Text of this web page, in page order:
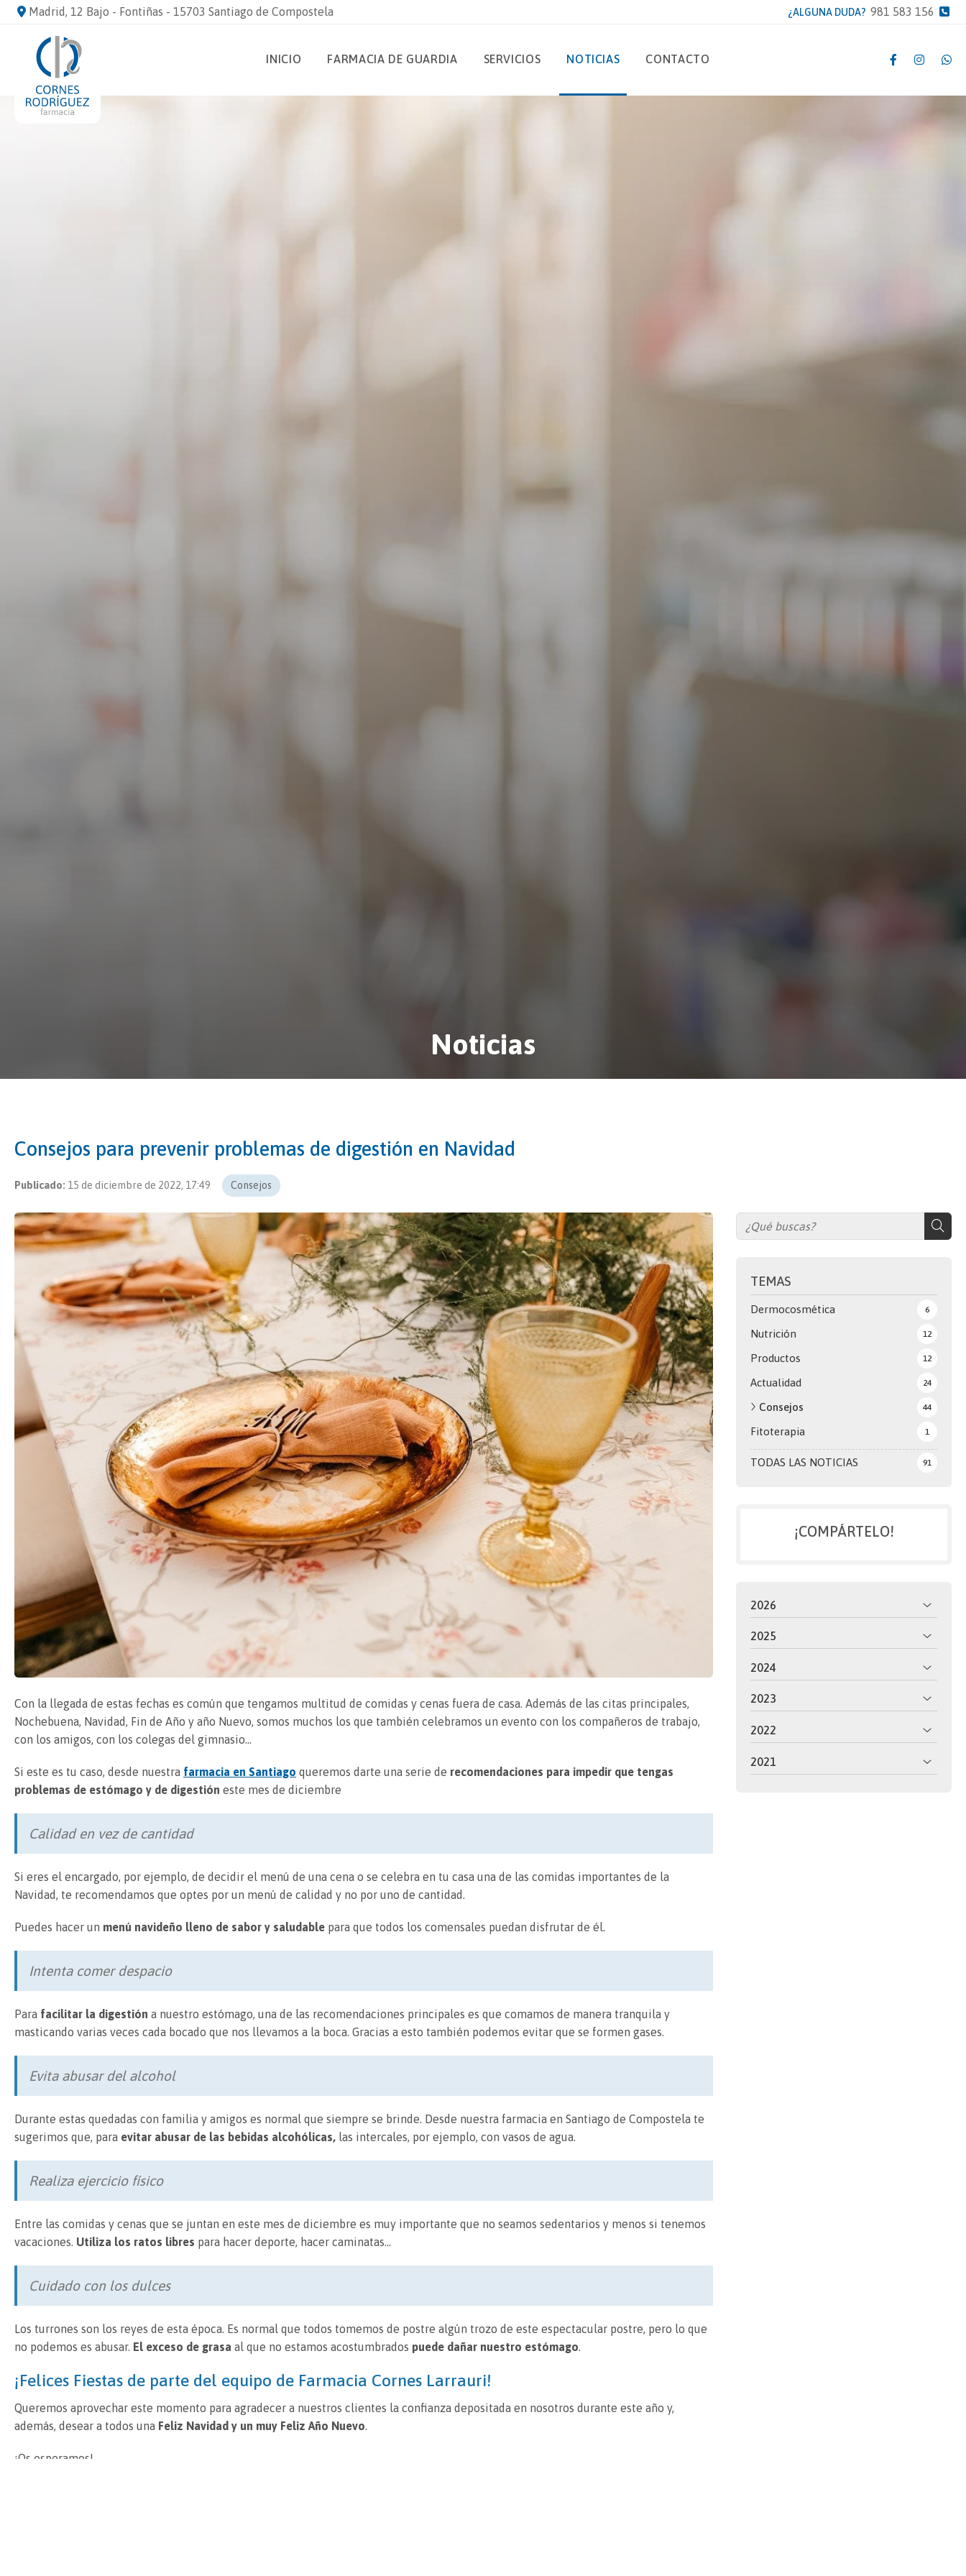
Madrid, 12 Bajo - Fontiñas - 15703 Santiago de Compostela ¿ALGUNA DUDA? 981 583 156
INICIO FARMACIA DE GUARDIA SERVICIOS NOTICIAS CONTACTO
Noticias
Consejos para prevenir problemas de digestión en Navidad
Publicado: 15 de diciembre de 2022, 17:49 Consejos
TEMAS
TODAS LAS NOTICIAS 91
Dermocosmética 6
Nutrición 12
Productos 12
Actualidad 24
Consejos 44
Fitoterapia 1
Con la llegada de estas fechas es común que tengamos multitud de comidas y cenas fuera de casa. Además de las citas principales,
Nochebuena, Navidad, Fin de Año y año Nuevo, somos muchos los que también celebramos un evento con los compañeros de trabajo,
con los amigos, con los colegas del gimnasio…
Si este es tu caso, desde nuestra farmacia en Santiago queremos darte una serie de recomendaciones para impedir que tengas
problemas de estómago y de digestión este mes de diciembre
Calidad en vez de cantidad
Si eres el encargado, por ejemplo, de decidir el menú de una cena o se celebra en tu casa una de las comidas importantes de la
Navidad, te recomendamos que optes por un menú de calidad y no por uno de cantidad.
Puedes hacer un menú navideño lleno de sabor y saludable para que todos los comensales puedan disfrutar de él.
Intenta comer despacio
Para facilitar la digestión a nuestro estómago, una de las recomendaciones principales es que comamos de manera tranquila y
masticando varias veces cada bocado que nos llevamos a la boca. Gracias a esto también podemos evitar que se formen gases.
Evita abusar del alcohol
Durante estas quedadas con familia y amigos es normal que siempre se brinde. Desde nuestra farmacia en Santiago de Compostela te
sugerimos que, para evitar abusar de las bebidas alcohólicas, las intercales, por ejemplo, con vasos de agua.
Realiza ejercicio físico
Entre las comidas y cenas que se juntan en este mes de diciembre es muy importante que no seamos sedentarios y menos si tenemos
vacaciones. Utiliza los ratos libres para hacer deporte, hacer caminatas…
Cuidado con los dulces
Los turrones son los reyes de esta época. Es normal que todos tomemos de postre algún trozo de este espectacular postre, pero lo que
no podemos es abusar. El exceso de grasa al que no estamos acostumbrados puede dañar nuestro estómago.
¡Felices Fiestas de parte del equipo de Farmacia Cornes Larrauri!
Queremos aprovechar este momento para agradecer a nuestros clientes la confianza depositada en nosotros durante este año y,
además, desear a todos una Feliz Navidad y un muy Feliz Año Nuevo.
¡Os esperamos!
¡COMPÁRTELO!
2026
2025
2024
2023
2022
2021